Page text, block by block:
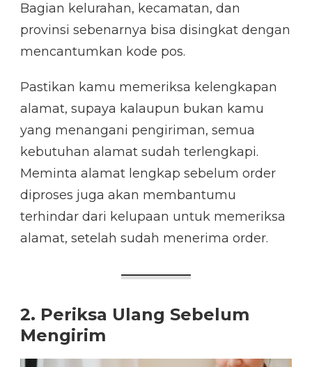
Bagian kelurahan, kecamatan, dan
provinsi sebenarnya bisa disingkat dengan
mencantumkan kode pos.
Pastikan kamu memeriksa kelengkapan
alamat, supaya kalaupun bukan kamu
yang menangani pengiriman, semua
kebutuhan alamat sudah terlengkapi.
Meminta alamat lengkap sebelum order
diproses juga akan membantumu
terhindar dari kelupaan untuk memeriksa
alamat, setelah sudah menerima order.
2. Periksa Ulang Sebelum
Mengirim